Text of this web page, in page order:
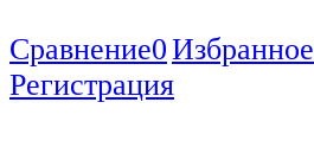
Сравнение0Избранное
Регистрация